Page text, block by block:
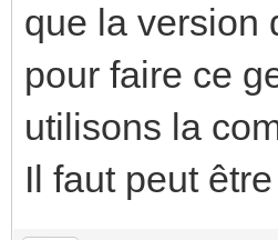
que la version
pour faire ce
utilisons la
Il faut peut